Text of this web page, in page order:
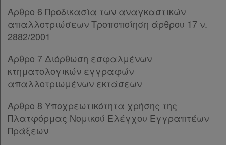
ΜΕΡΟΣ Δ’ [-]
Άρθρο 27 [-]
Παρ.1
Παρ.3
Παρ.4
Άρθρο 28
Άρθρο 30 [-]
Παρ.1
Άρθρο 6 Προδικασία των αναγκαστικών
απαλλοτριώσεων Τροποποίηση άρθρου 17 ν.
2882/2001
Άρθρο 7 Διόρθωση εσφαλμένων
κτηματολογικών εγγραφών
απαλλοτριωμένων εκτάσεων
Άρθρο 8 Υποχρεωτικότητα χρήσης της
Πλατφόρμας Νομικού Ελέγχου Εγγραπτέων
Πράξεων